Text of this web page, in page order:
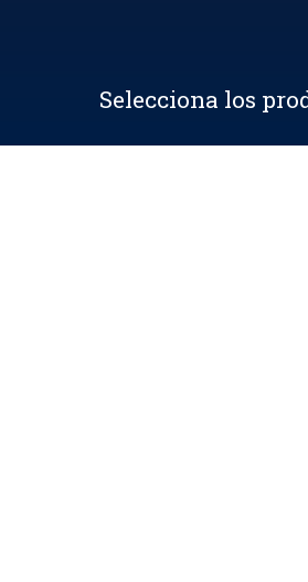
Selecciona los